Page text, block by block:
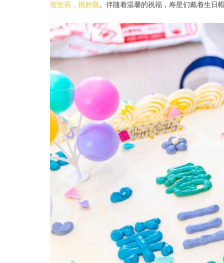
贺生辰，祝好愿。伴随着温馨的祝福，寿星们戴着生日